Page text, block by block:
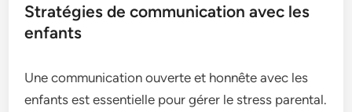
Stratégies de communication avec les
enfants
Une communication ouverte et honnête avec les
enfants est essentielle pour gérer le stress parental.